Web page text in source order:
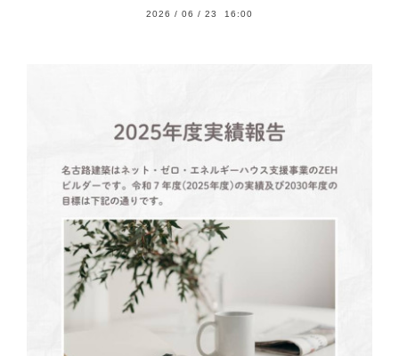
2026 / 06 / 23 16:00